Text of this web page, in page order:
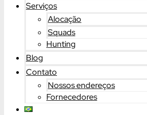
Serviços
Alocação
Squads
Hunting
Blog
Contato
Nossos endereços
Fornecedores